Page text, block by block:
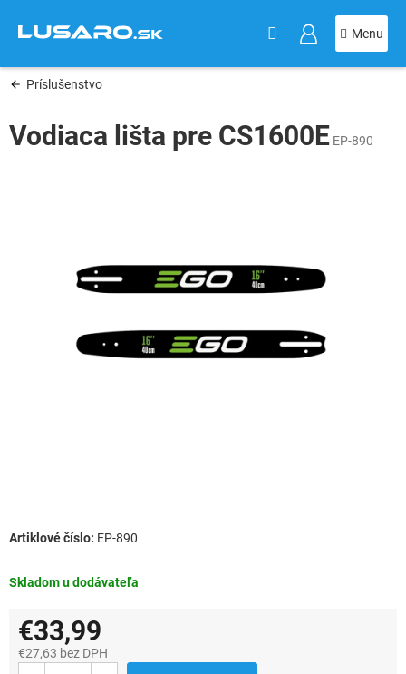
obsah
Príslušenstvo
Vodiaca lišta pre CS1600E EP-890
Skladom u dodávateľa
EP-890
€33,99
€27,63 bez DPH